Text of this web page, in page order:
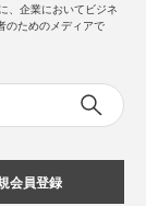
、企業においてビジネ
のためのメディアで
会員登録